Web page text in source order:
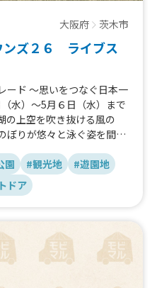
大阪府 茨木市
ズ２６ ライブス
ード 〜思いをつなぐ⽇本⼀
⽔）〜5⽉６⽇（⽔）まで
の上空を吹き抜ける風の
ぼりが悠々と泳ぐ姿を間近
の伝統文化を肌で感じる
、4月29日（水）からの
した小学生までのお子様
園 #観光地
#遊園地
ドア